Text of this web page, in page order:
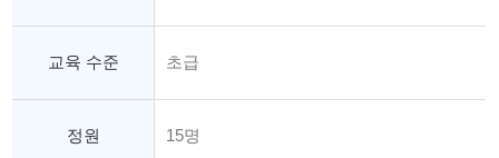
교육 수준 초급
정원 15명